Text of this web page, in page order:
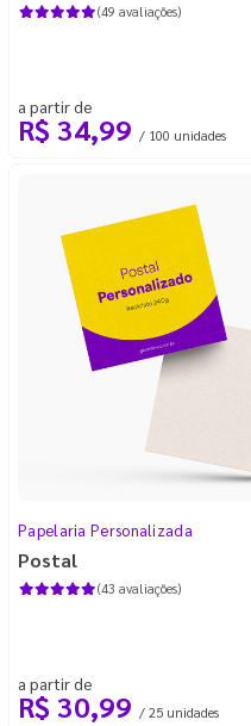
(49 avaliações)
a partir de
R$ 34,99 / 100 unidades
Papelaria Personalizada
Postal
(43 avaliações)
a partir de
R$ 30,99 / 25 unidades